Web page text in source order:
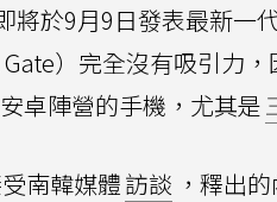
將於9月9日發表最新一
Gate）完全沒有吸引力
卓陣營的手機，尤其是
南韓媒體訪談 ，釋出